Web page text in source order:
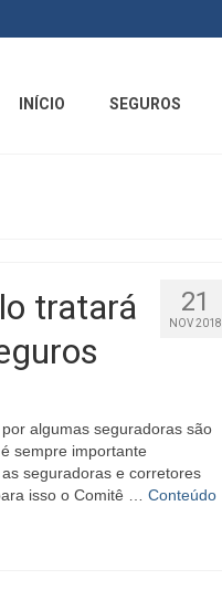
INÍCIO SEGUROS
21
NOV 2018
tratará
algumas seguradoras são
sempre importante
seguradoras e corretores
isso o Comitê … Conteúdo